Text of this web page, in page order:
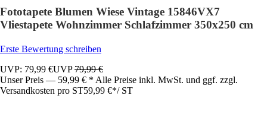
Fototapete Blumen Wiese Vintage 15846VX7
Vliestapete Wohnzimmer Schlafzimmer 350x250 cm
Erste Bewertung schreiben
UVP: 79,99 €UVP79,99 €
Unser Preis — 59,99 € * Alle Preise inkl. MwSt. und ggf. zzgl.
Versandkosten pro ST59,99 €*/ ST